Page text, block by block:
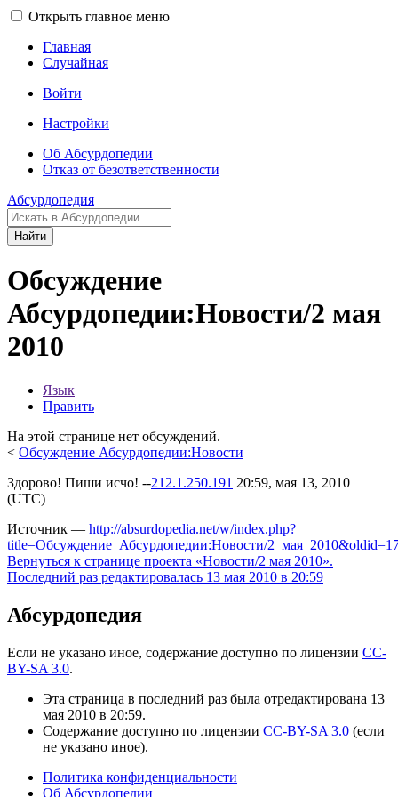
Открыть главное меню
Главная
Случайная
Войти
Настройки
Об Абсурдопедии
Отказ от безответственности
Абсурдопедия
Найти
Обсуждение
Абсурдопедии:Новости/2 мая
2010
Язык
Править
На этой странице нет обсуждений.
< Обсуждение Абсурдопедии:Новости
Здорово! Пиши исчо! --212.1.250.191 20:59, мая 13, 2010
(UTC)
Источник — http://absurdopedia.net/w/index.php?
title=Обсуждение_Абсурдопедии:Новости/
Вернуться к странице проекта «Новости/2 мая 2010».
Последний раз редактировалась 13 мая 2010 в 20:59
Абсурдопедия
Если не указано иное, содержание доступно по лицензии CC-
BY-SA 3.0.
Эта страница в последний раз была отредактирована 13
мая 2010 в 20:59.
Содержание доступно по лицензии CC-BY-SA 3.0 (если
не указано иное).
Политика конфиденциальности
Об Абсурдопедии